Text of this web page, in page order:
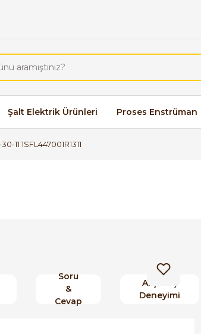
Şalt Elektrik Ürünleri Proses Enstrüman
11 1SFL447001R1311
Soru
&
Cevap
Alışveriş
Deneyimi